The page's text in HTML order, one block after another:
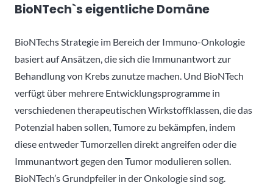
BioNTech`s eigentliche Domäne
BioNTechs Strategie im Bereich der Immuno-Onkologie
basiert auf Ansätzen, die sich die Immunantwort zur
Behandlung von Krebs zunutze machen. Und BioNTech
verfügt über mehrere Entwicklungsprogramme in
verschiedenen therapeutischen Wirkstoffklassen, die das
Potenzial haben sollen, Tumore zu bekämpfen, indem
diese entweder Tumorzellen direkt angreifen oder die
Immunantwort gegen den Tumor modulieren sollen.
BioNTech’s Grundpfeiler in der Onkologie sind sog.